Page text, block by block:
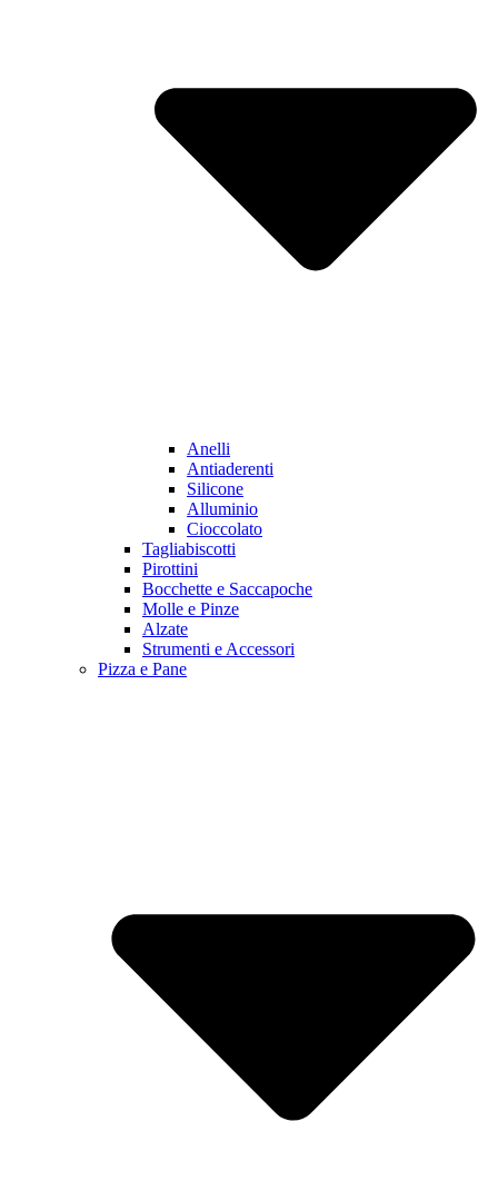
Anelli
Antiaderenti
Silicone
Alluminio
Cioccolato
Tagliabiscotti
Pirottini
Bocchette e Saccapoche
Molle e Pinze
Alzate
Strumenti e Accessori
Pizza e Pane